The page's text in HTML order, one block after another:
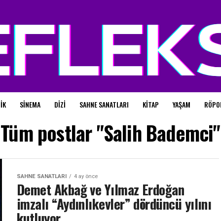
SINEMA DIZI SAHNE SANATLARI KITAP YAŞAM
Tüm postlar "Salih Bademci"
SAHNE SANATLARI 4 ay önce
Demet Akbağ ve Yılmaz Erdoğan
imzalı “Aydınlıkevler” dördüncü yılını